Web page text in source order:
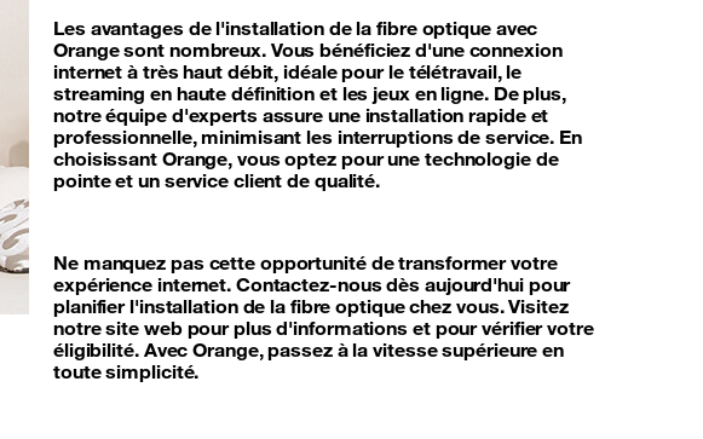
Les avantages de l'installation de la fibre optique avec
Orange sont nombreux. Vous bénéficiez d'une connexion
internet à très haut débit, idéale pour le télétravail, le
streaming en haute définition et les jeux en ligne. De plus,
notre équipe d'experts assure une installation rapide et
professionnelle, minimisant les interruptions de service. En
choisissant Orange, vous optez pour une technologie de
pointe et un service client de qualité.
Ne manquez pas cette opportunité de transformer votre
expérience internet. Contactez-nous dès aujourd'hui pour
planifier l'installation de la fibre optique chez vous. Visitez
notre site web pour plus d'informations et pour vérifier votre
éligibilité. Avec Orange, passez à la vitesse supérieure en
toute simplicité.